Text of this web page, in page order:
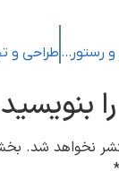
انواع ترولی هتلی و رستورانی
بنویسید
نخواهد شد.
*